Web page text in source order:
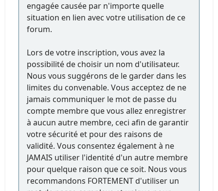
engagée causée par n'importe quelle
situation en lien avec votre utilisation de ce
forum.
Lors de votre inscription, vous avez la
possibilité de choisir un nom d'utilisateur.
Nous vous suggérons de le garder dans les
limites du convenable. Vous acceptez de ne
jamais communiquer le mot de passe du
compte membre que vous allez enregistrer
à aucun autre membre, ceci afin de garantir
votre sécurité et pour des raisons de
validité. Vous consentez également à ne
JAMAIS utiliser l'identité d'un autre membre
pour quelque raison que ce soit. Nous vous
recommandons FORTEMENT d'utiliser un